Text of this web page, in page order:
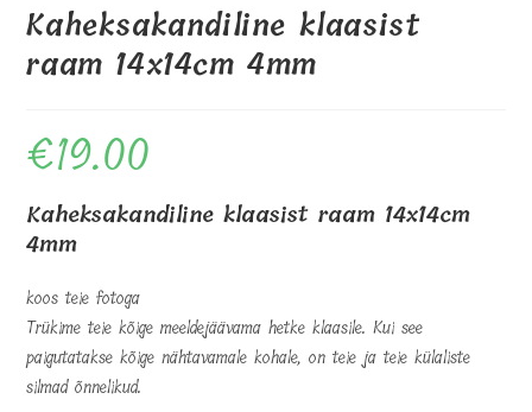
Kaheksakandiline klaasist
raam 14x14cm 4mm
€19.00
Kaheksakandiline klaasist raam 14x14cm
4mm
koos teie fotoga
Trükime teie kõige meeldejäävama hetke klaasile. Kui see
paigutatakse kõige nähtavamale kohale, on teie ja teie külaliste
silmad õnnelikud.